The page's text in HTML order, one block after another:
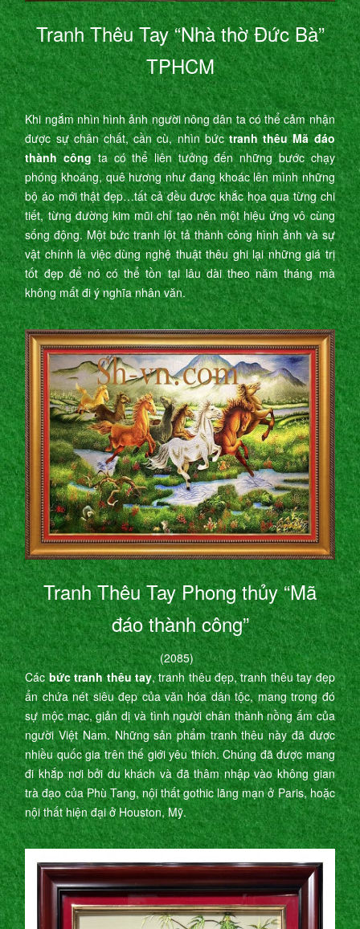
Tranh Thêu Tay “Nhà thờ Đức Bà”
TPHCM
Khi ngắm nhìn hình ảnh người nông dân ta có thể cảm nhận
được sự chân chất, cần cù, nhìn bứctranh thêu Mã đáo
thành côngta có thể liên tưởng đến những bước chạy
phóng khoáng, quê hương như đang khoác lên mình những
bộ áo mới thật đẹp…tất cả đều được khắc họa qua từng chi
tiết, từng đường kim mũi chỉ tạo nên một hiệu ứng vô cùng
sống động. Một bức tranh lột tả thành công hình ảnh và sự
vật chính là việc dùng nghệ thuật thêu ghi lại những giá trị
tốt đẹp để nó có thể tồn tại lâu dài theo năm tháng mà
không mất đi ý nghĩa nhân văn.
Tranh Thêu Tay Phong thủy “Mã
đáo thành công”
(2085)
Cácbức tranh thêu tay, tranh thêu đẹp, tranh thêu tay đẹp
ẩn chứa nét siêu đẹp của văn hóa dân tộc, mang trong đó
sự mộc mạc, giản dị và tình người chân thành nồng ấm của
người Việt Nam. Những sản phẩm tranh thêu này đã được
nhiều quốc gia trên thế giới yêu thích. Chúng đã được mang
đi khắp nơi bởi du khách và đã thâm nhập vào không gian
trà đạo của Phù Tang, nội thất gothic lãng mạn ở Paris, hoặc
nội thất hiện đại ở Houston, Mỹ.